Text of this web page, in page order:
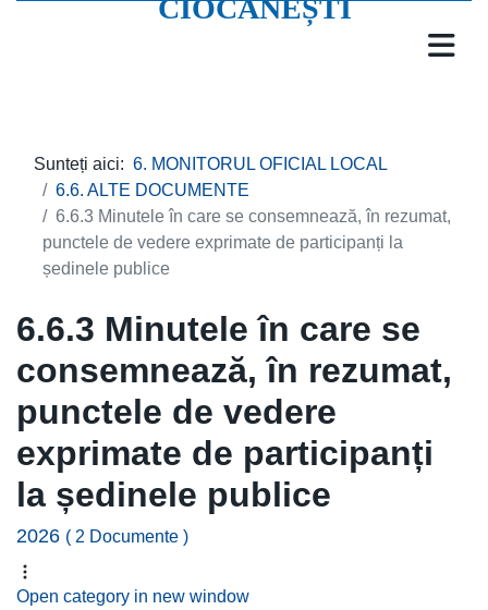
CIOCĂNEȘTI
Sunteți aici: 6. MONITORUL OFICIAL LOCAL
6.6. ALTE DOCUMENTE
6.6.3 Minutele în care se consemnează, în rezumat,
punctele de vedere exprimate de participanți la
ședinele publice
6.6.3 Minutele în care se
consemnează, în rezumat,
punctele de vedere
exprimate de participanți
la ședinele publice
2026 ( 2 Documente )
Open category in new window